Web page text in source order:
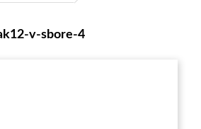
v-sbore-4